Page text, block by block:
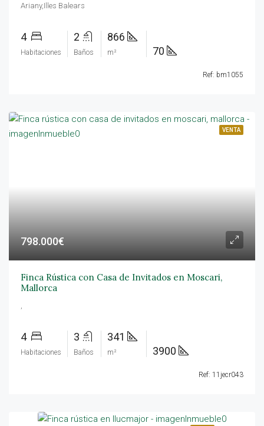
Ariany,Illes Balears
4
Habitaciones
2
Baños
866
m² 70
Ref: bm1055
VENTA
798.000€
Finca Rústica con Casa de Invitados en Moscari,
Mallorca
,
4
Habitaciones
3
Baños
341
m² 3900
Ref: 11jecr043